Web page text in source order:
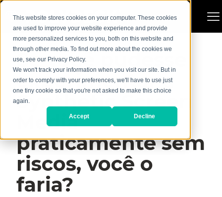
This website stores cookies on your computer. These cookies
are used to improve your website experience and provide
more personalized services to you, both on this website and
through other media. To find out more about the cookies we
use, see our Privacy Policy.
We won't track your information when you visit our site. But in
order to comply with your preferences, we'll have to use just
one tiny cookie so that you're not asked to make this choice
again.
Accept Decline
Se você pudesse
experimentar a
Synthetic Screen
Media
praticamente sem
riscos, você o
faria?